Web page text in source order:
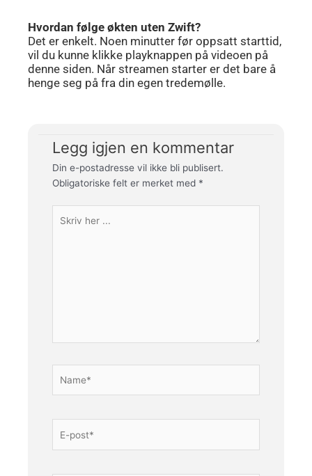
Hvordan følge økten uten Zwift?
Det er enkelt. Noen minutter før oppsatt starttid,
vil du kunne klikke playknappen på videoen på
denne siden. Når streamen starter er det bare å
henge seg på fra din egen tredemølle.
Legg igjen en kommentar
Din e-postadresse vil ikke bli publisert.
Obligatoriske felt er merket med *
her
post*